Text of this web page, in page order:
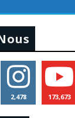
2,478 173,673